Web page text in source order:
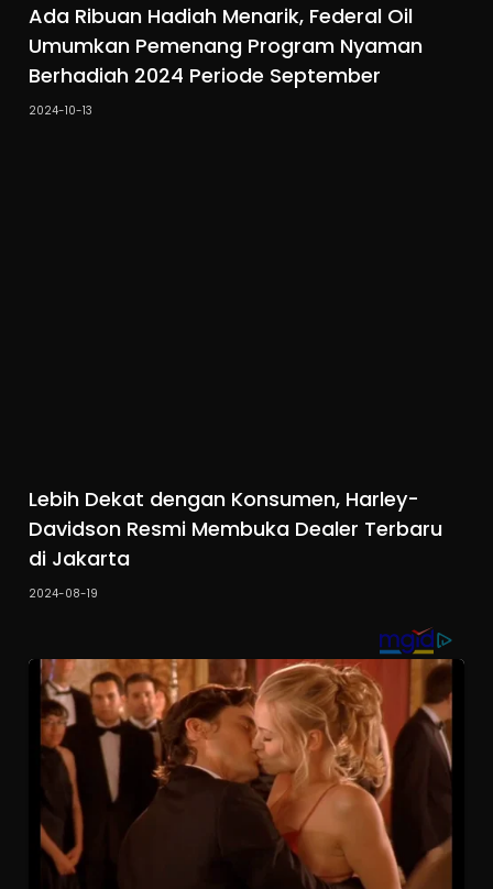
Ada Ribuan Hadiah Menarik, Federal Oil
Umumkan Pemenang Program Nyaman
Berhadiah 2024 Periode September
2024-10-13
Lebih Dekat dengan Konsumen, Harley-
Davidson Resmi Membuka Dealer Terbaru
di Jakarta
2024-08-19